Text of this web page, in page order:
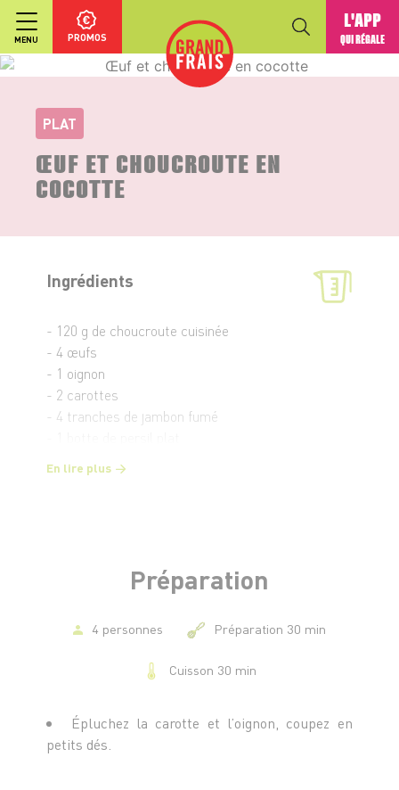
MENU PROMOS
L'APP
QUI RÉGALE
PLAT
ŒUF ET CHOUCROUTE EN
COCOTTE
Ingrédients
- 120 g de choucroute cuisinée
- 4 œufs
- 1 oignon
- 2 carottes
- 4 tranches de jambon fumé
- Sel et poivre
En lire plus
Préparation
4 personnes Préparation 30 min
Cuisson 30 min
Épluchez la carotte et l’oignon, coupez en
petits dés.